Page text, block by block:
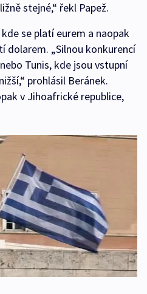
stejné,“ řekl Papež.
se platí eurem a naopak
dolarem. „Silnou konkurencí
Tunis, kde jsou vstupní
prohlásil Beránek.
v Jihoafrické republice,